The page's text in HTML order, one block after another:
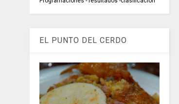
EL PUNTO DEL CERDO